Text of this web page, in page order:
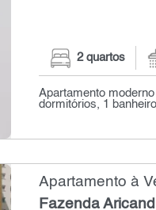
2 quartos
Apartamento
dormitórios, 1
Apartamento à
Fazenda